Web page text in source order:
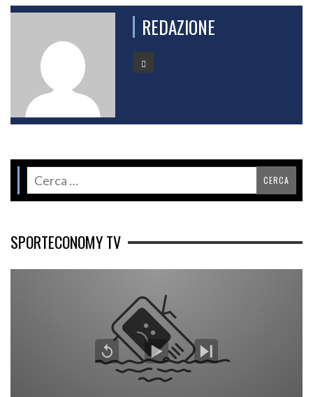
REDAZIONE
SPORTECONOMY TV